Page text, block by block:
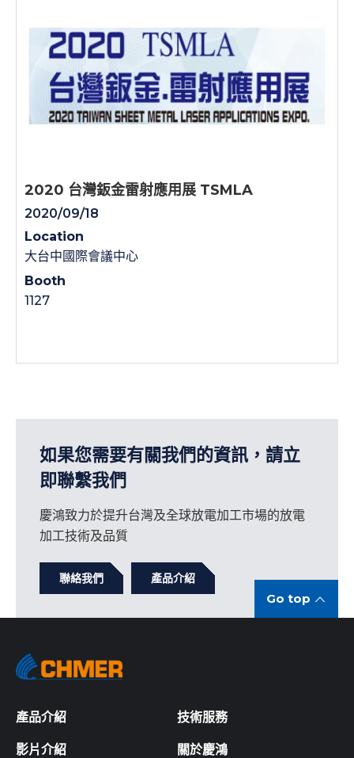
2020 台灣鈑金雷射應用展 TSMLA
2020/09/18
Location
大台中國際會議中心
Booth
1127
如果您需要有關我們的資訊，請立
即聯繫我們
慶鴻致力於提升台灣及全球放電加工市場的放電
加工技術及品質
聯絡我們 產品介紹
Go top
產品介紹 技術服務
影片介紹 關於慶鴻